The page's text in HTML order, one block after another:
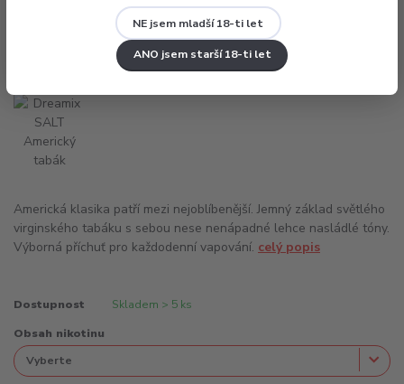
NE jsem mladší 18-ti let
ANO jsem starší 18-ti let
Americká klasika patří mezi nejoblíbenější. Jemný základ světlého
virginského tabáku s sebou nese nenápadné lehce nasládlé tóny.
Výborná příchuť pro každodenní vapování. celý popis
Dostupnost Skladem > 5 ks
Obsah nikotinu